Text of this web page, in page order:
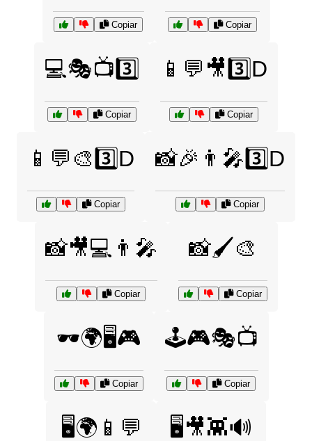
Copiar Copiar
💻🎭📺3️⃣
Copiar
📱💬🎥3️⃣D
Copiar
📱💬🎨3️⃣D
Copiar
📸🎉👨‍🎤3️⃣D
Copiar
📸🎥💻👨‍🎤
Copiar
📸🖌️🎨
Copiar
🕶️🌍🖥️🎮
Copiar
🕹️🎮🎭📺
Copiar
🖥️🌍📱💬 🖥️🎥👾🔊